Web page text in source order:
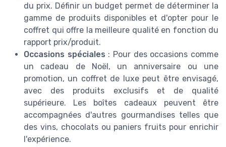
du prix. Définir un budget permet de déterminer la
gamme de produits disponibles et d'opter pour le
coffret qui offre la meilleure qualité en fonction du
rapport prix/produit.
Occasions spéciales : Pour des occasions comme
un cadeau de Noël, un anniversaire ou une
promotion, un coffret de luxe peut être envisagé,
avec des produits exclusifs et de qualité
supérieure. Les boîtes cadeaux peuvent être
accompagnées d'autres gourmandises telles que
des vins, chocolats ou paniers fruits pour enrichir
l'expérience.